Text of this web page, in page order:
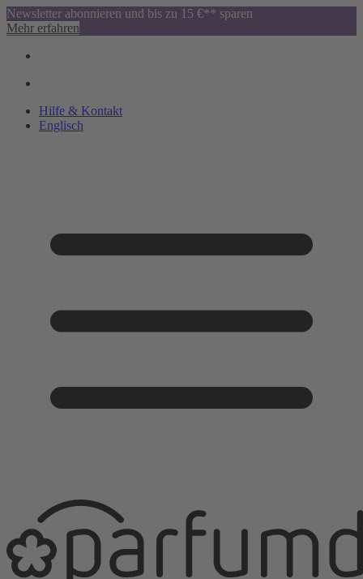
Newsletter abonnieren und bis zu 15 €** sparen
Mehr erfahren
Hilfe & Kontakt
Englisch